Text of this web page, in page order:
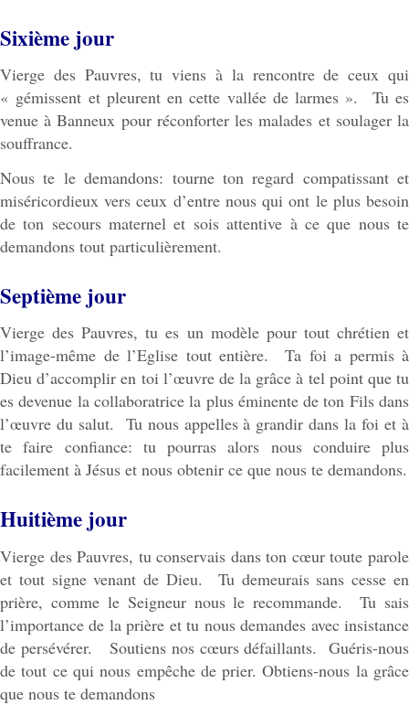
Sixième jour
Vierge des Pauvres, tu viens à la rencontre de ceux qui
« gémissent et pleurent en cette vallée de larmes ». Tu es
venue à Banneux pour réconforter les malades et soulager la
souffrance.
Nous te le demandons: tourne ton regard compatissant et
miséricordieux vers ceux d’entre nous qui ont le plus besoin
de ton secours maternel et sois attentive à ce que nous te
demandons tout particulièrement.
Septième jour
Vierge des Pauvres, tu es un modèle pour tout chrétien et
l’image-même de l’Eglise tout entière. Ta foi a permis à
Dieu d’accomplir en toi l’œuvre de la grâce à tel point que tu
es devenue la collaboratrice la plus éminente de ton Fils dans
l’œuvre du salut. Tu nous appelles à grandir dans la foi et à
te faire confiance: tu pourras alors nous conduire plus
facilement à Jésus et nous obtenir ce que nous te demandons.
Huitième jour
Vierge des Pauvres, tu conservais dans ton cœur toute parole
et tout signe venant de Dieu. Tu demeurais sans cesse en
prière, comme le Seigneur nous le recommande. Tu sais
l’importance de la prière et tu nous demandes avec insistance
de persévérer. Soutiens nos cœurs défaillants. Guéris-nous
de tout ce qui nous empêche de prier. Obtiens-nous la grâce
que nous te demandons